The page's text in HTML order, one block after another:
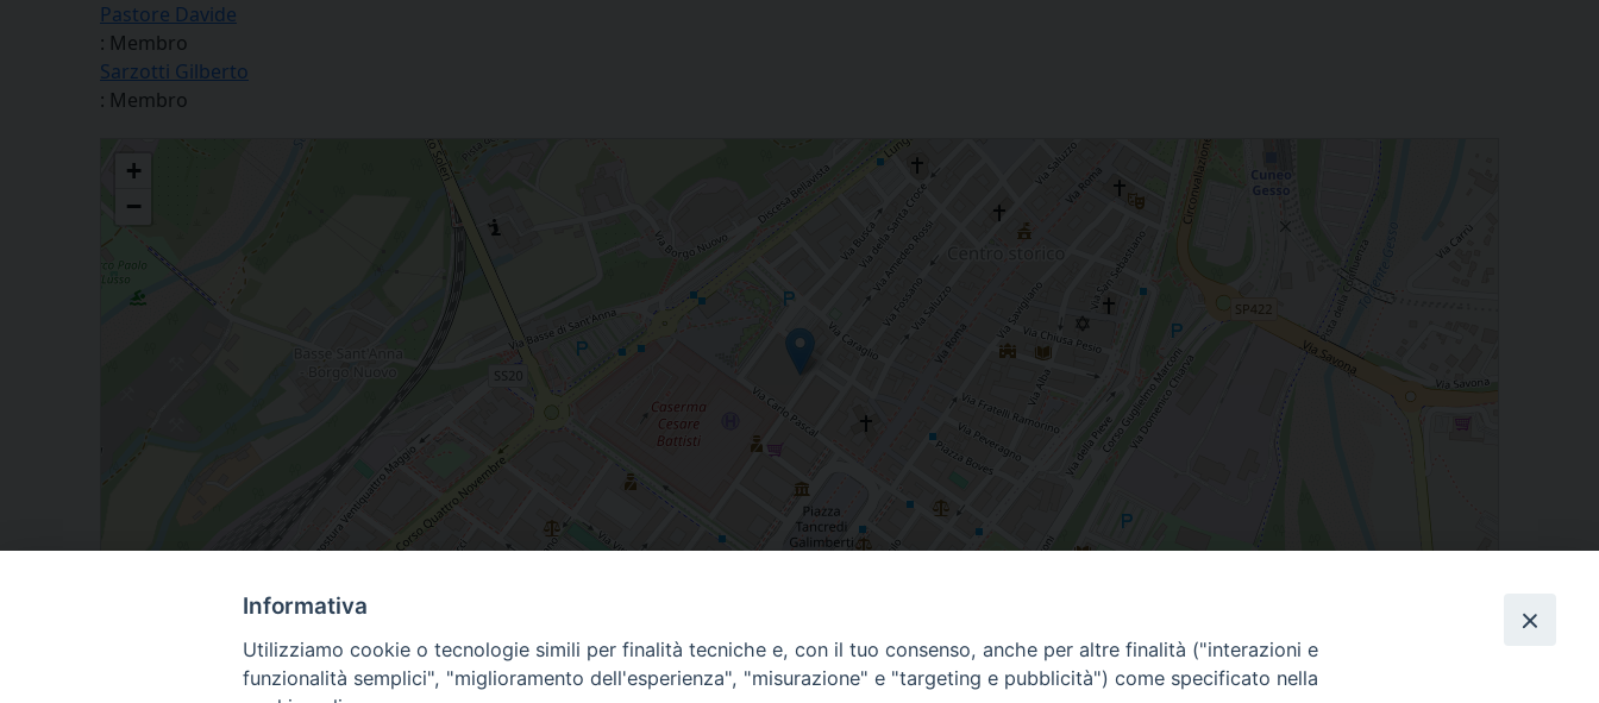
Pastore Davide
: Membro
Sarzotti Gilberto
: Membro
Consiglio pastorale diocesano di Cuneo-Fossano
+
−
Amedeo Rossi 28, Cuneo, Piemonte, Italia
Informativa
Utilizziamo cookie o tecnologie simili per finalità tecniche e, con il tuo consenso, anche per altre finalità ("interazioni e
funzionalità semplici", "miglioramento dell'esperienza", "misurazione" e "targeting e pubblicità") come specificato nella